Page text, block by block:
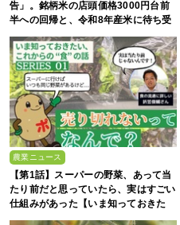
告」。銘柄米の店頭価格3000円台前
半への回帰と、令和8年産米に待ち受
農業ニュース
【第1話】スーパーの野菜、あって当
たり前だと思っていたら、実はすごい
仕組みがあった【いま知っておきた
い、これからの”食”の話】